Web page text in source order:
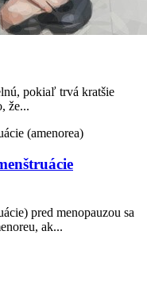
pokiaľ trvá kratšie
že...
pred menopauzou sa
ak...